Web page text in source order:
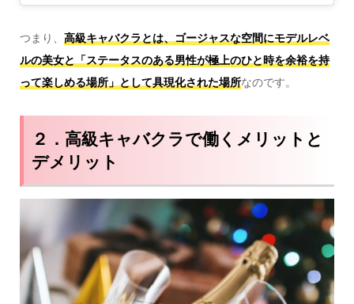
つまり、 高級キャバクラとは、ゴージャスな空間にモデルレベ
ルの美女と「ステータスのある男性が極上のひと時を余裕を持
って楽しめる場所」として具現化された場所なのです。
２．高級キャバクラで働くメリットと
デメリット